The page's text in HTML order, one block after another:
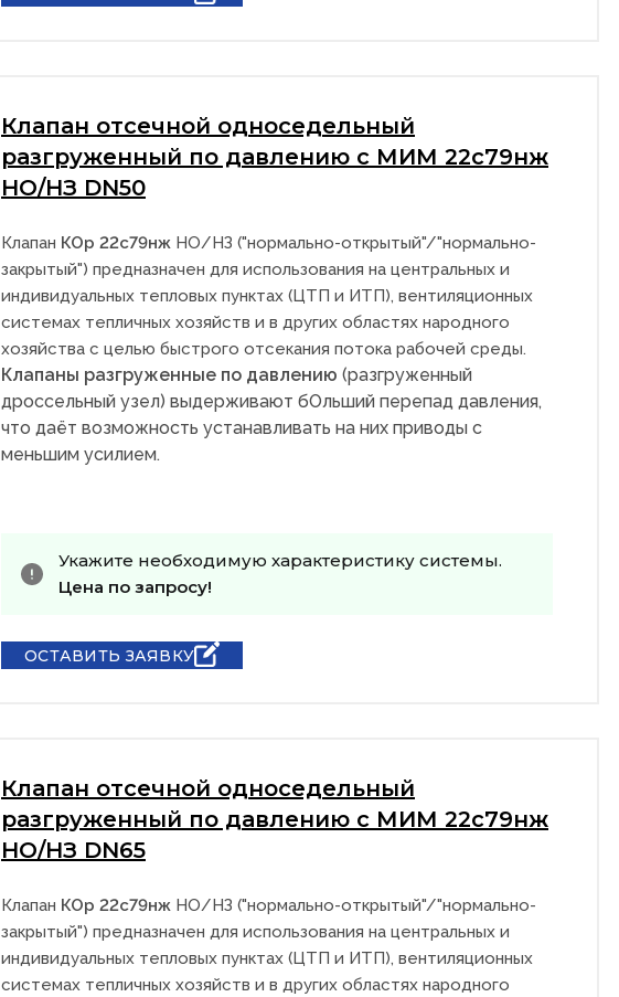
Клапан отсечной односедельный
разгруженный по давлению с МИМ 22с79нж
НО/НЗ DN50
Клапан КОр 22с79нж НО/НЗ ("нормально-открытый"/"нормально-
закрытый") предназначен для использования на центральных и
индивидуальных тепловых пунктах (ЦТП и ИТП), вентиляционных
системах тепличных хозяйств и в других областях народного
хозяйства с целью быстрого отсекания потока рабочей среды.
Клапаны разгруженные по давлению (разгруженный
дроссельный узел) выдерживают бОльший перепад давления,
что даёт возможность устанавливать на них приводы с
меньшим усилием.
Укажите необходимую характеристику системы.
Цена по запросу!
ОСТАВИТЬ ЗАЯВКУ
Клапан отсечной односедельный
разгруженный по давлению с МИМ 22с79нж
НО/НЗ DN65
Клапан КОр 22с79нж НО/НЗ ("нормально-открытый"/"нормально-
закрытый") предназначен для использования на центральных и
индивидуальных тепловых пунктах (ЦТП и ИТП), вентиляционных
системах тепличных хозяйств и в других областях народного